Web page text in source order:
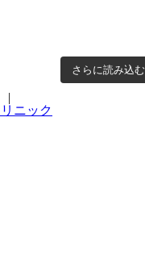
さらに読み込む
|